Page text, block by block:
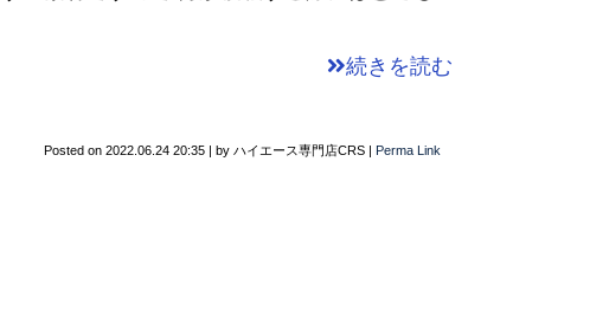
続きを読む
Posted on 2022.06.24 20:35 | by ハイエース専門店CRS | Perma Link